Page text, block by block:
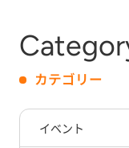
カテゴリー
イベント